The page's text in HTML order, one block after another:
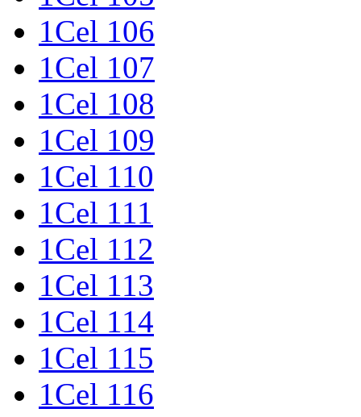
1Cel 106
1Cel 107
1Cel 108
1Cel 109
1Cel 110
1Cel 111
1Cel 112
1Cel 113
1Cel 114
1Cel 115
1Cel 116